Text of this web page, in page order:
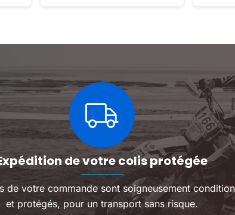
de votre colis protégée
de votre commande sont soigneusement
et protégés, pour un transport sans risque.